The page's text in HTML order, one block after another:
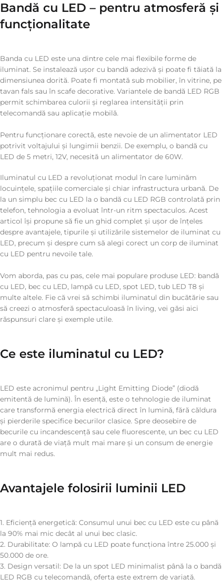
Bandă cu LED – pentru atmosferă și
funcționalitate
Banda cu LED este una dintre cele mai flexibile forme de
iluminat. Se instalează ușor cu bandă adezivă și poate fi tăiată la
dimensiunea dorită. Poate fi montată sub mobilier, în vitrine, pe
tavan fals sau în scafe decorative. Variantele de bandă LED RGB
permit schimbarea culorii și reglarea intensității prin
telecomandă sau aplicație mobilă.
Pentru funcționare corectă, este nevoie de un alimentator LED
potrivit voltajului și lungimii benzii. De exemplu, o bandă cu
LED de 5 metri, 12V, necesită un alimentator de 60W.
Iluminatul cu LED a revoluționat modul în care luminăm
locuințele, spațiile comerciale și chiar infrastructura urbană. De
la un simplu bec cu LED la o bandă cu LED RGB controlată prin
telefon, tehnologia a evoluat într-un ritm spectaculos. Acest
articol își propune să fie un ghid complet și ușor de înțeles
despre avantajele, tipurile și utilizările sistemelor de iluminat cu
LED, precum și despre cum să alegi corect un corp de iluminat
cu LED pentru nevoile tale.
Vom aborda, pas cu pas, cele mai populare produse LED: bandă
cu LED, bec cu LED, lampă cu LED, spot LED, tub LED T8 și
multe altele. Fie că vrei să schimbi iluminatul din bucătărie sau
să creezi o atmosferă spectaculoasă în living, vei găsi aici
răspunsuri clare și exemple utile.
Ce este iluminatul cu LED?
LED este acronimul pentru „Light Emitting Diode” (diodă
emitentă de lumină). În esență, este o tehnologie de iluminat
care transformă energia electrică direct în lumină, fără căldura
și pierderile specifice becurilor clasice. Spre deosebire de
becurile cu incandescență sau cele fluorescente, un bec cu LED
are o durată de viață mult mai mare și un consum de energie
mult mai redus.
Avantajele folosirii luminii LED
1. Eficiență energetică: Consumul unui bec cu LED este cu până
la 90% mai mic decât al unui bec clasic.
2. Durabilitate: O lampă cu LED poate funcționa între 25.000 și
50.000 de ore.
3. Design versatil: De la un spot LED minimalist până la o bandă
LED RGB cu telecomandă, oferta este extrem de variată.